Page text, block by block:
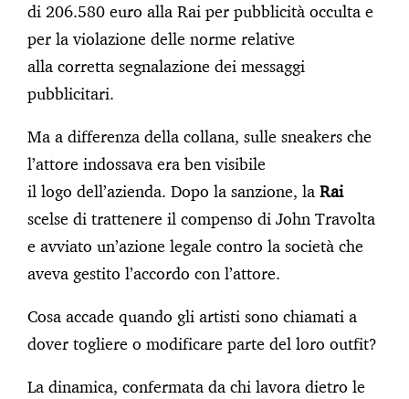
di 206.580 euro alla Rai per pubblicità occulta e
per la violazione delle norme relative
alla corretta segnalazione dei messaggi
pubblicitari.
Ma a differenza della collana, sulle sneakers che
l’attore indossava era ben visibile
il logo dell’azienda. Dopo la sanzione, la Rai
scelse di trattenere il compenso di John Travolta
e avviato un’azione legale contro la società che
aveva gestito l’accordo con l’attore.
Cosa accade quando gli artisti sono chiamati a
dover togliere o modificare parte del loro outfit?
La dinamica, confermata da chi lavora dietro le